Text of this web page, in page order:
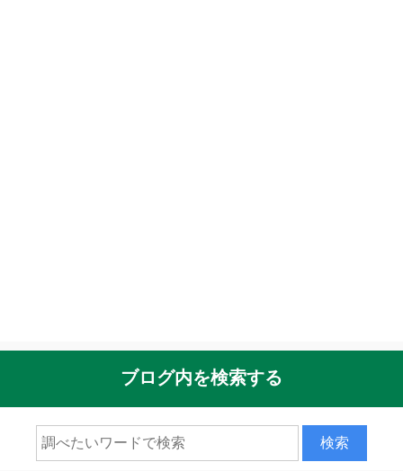
ブログ内を検索する